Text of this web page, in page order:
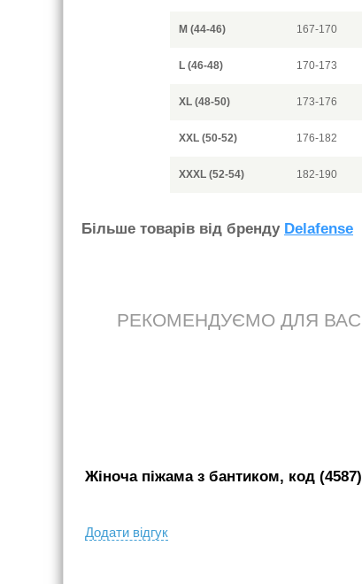
M (44-46) 167-170
L (46-48) 170-173
XL (48-50) 173-176
XXL (50-52) 176-182
XXXL (52-54) 182-190
Бiльше товарiв вiд бренду Delafense
РЕКОМЕНДУЄМО ДЛЯ ВАС
Жіноча піжама з бантиком, код (4587)
Додати вiдгук